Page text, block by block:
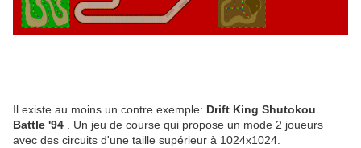
Il existe au moins un contre exemple: Drift King Shutokou
Battle '94 . Un jeu de course qui propose un mode 2 joueurs
avec des circuits d'une taille supérieur à 1024x1024.